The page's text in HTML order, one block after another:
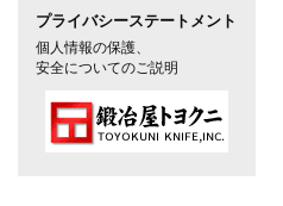
プライバシーステートメント
個人情報の保護、
安全についてのご説明